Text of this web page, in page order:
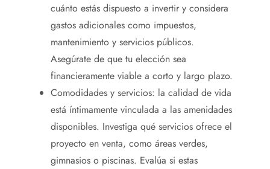
cuánto estás dispuesto a invertir y considera
gastos adicionales como impuestos,
mantenimiento y servicios públicos.
Asegúrate de que tu elección sea
financieramente viable a corto y largo plazo.
Comodidades y servicios: la calidad de vida
está íntimamente vinculada a las amenidades
disponibles. Investiga qué servicios ofrece el
proyecto en venta, como áreas verdes,
gimnasios o piscinas. Evalúa si estas